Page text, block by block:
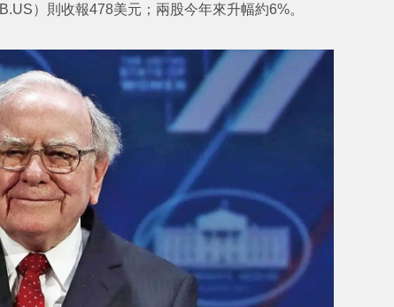
）則收報478美元；兩股今年來升幅約6%。